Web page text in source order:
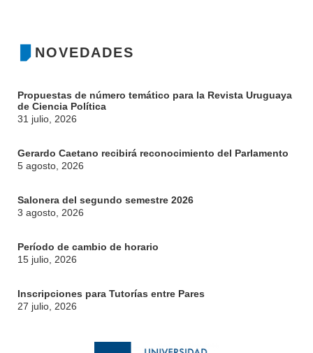
NOVEDADES
Propuestas de número temático para la Revista Uruguaya
de Ciencia Política
31 julio, 2026
Gerardo Caetano recibirá reconocimiento del Parlamento
5 agosto, 2026
Salonera del segundo semestre 2026
3 agosto, 2026
Período de cambio de horario
15 julio, 2026
Inscripciones para Tutorías entre Pares
27 julio, 2026